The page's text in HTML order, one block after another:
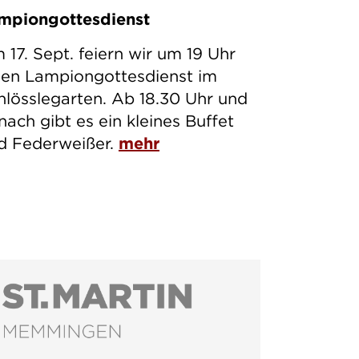
17. Sept. feiern wir um 19 Uhr
Lampiongottesdienst im
Ab 18.30 Uhr und
gibt es ein kleines Buffet
Federweißer. mehr